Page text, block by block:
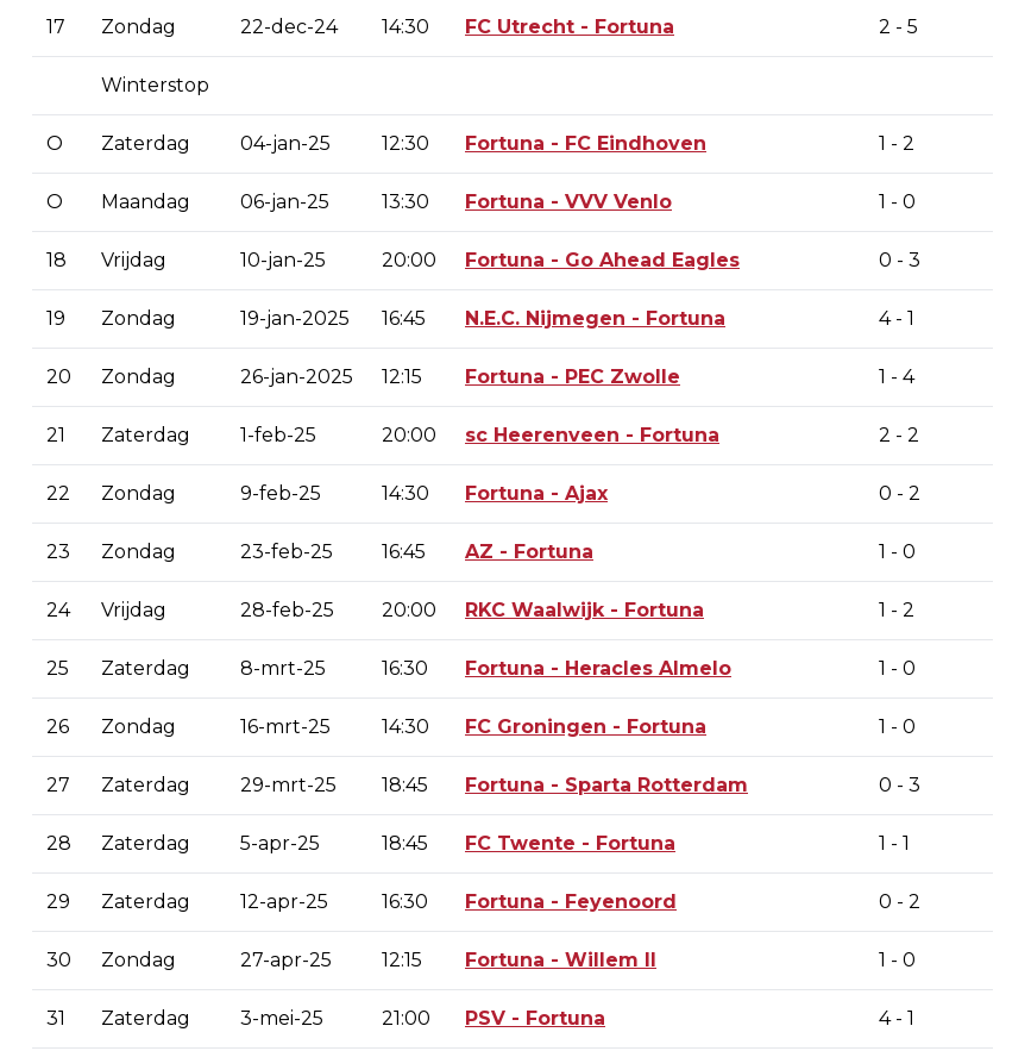
17 Zondag 22-dec-24 14:30 FC Utrecht - Fortuna 2 - 5
Winterstop
O Zaterdag 04-jan-25 12:30 Fortuna - FC Eindhoven 1 - 2
O Maandag 06-jan-25 13:30 Fortuna - VVV Venlo 1 - 0
18 Vrijdag 10-jan-25 20:00 Fortuna - Go Ahead Eagles 0 - 3
19 Zondag 19-jan-2025 16:45 N.E.C. Nijmegen - Fortuna 4 - 1
20 Zondag 26-jan-2025 12:15 Fortuna - PEC Zwolle 1 - 4
21 Zaterdag 1-feb-25 20:00 sc Heerenveen - Fortuna 2 - 2
22 Zondag 9-feb-25 14:30 Fortuna - Ajax 0 - 2
23 Zondag 23-feb-25 16:45 AZ - Fortuna 1 - 0
24 Vrijdag 28-feb-25 20:00 RKC Waalwijk - Fortuna 1 - 2
25 Zaterdag 8-mrt-25 16:30 Fortuna - Heracles Almelo 1 - 0
26 Zondag 16-mrt-25 14:30 FC Groningen - Fortuna 1 - 0
27 Zaterdag 29-mrt-25 18:45 Fortuna - Sparta Rotterdam 0 - 3
28 Zaterdag 5-apr-25 18:45 FC Twente - Fortuna 1 - 1
29 Zaterdag 12-apr-25 16:30 Fortuna - Feyenoord 0 - 2
30 Zondag 27-apr-25 12:15 Fortuna - Willem II 1 - 0
31 Zaterdag 3-mei-25 21:00 PSV - Fortuna 4 - 1